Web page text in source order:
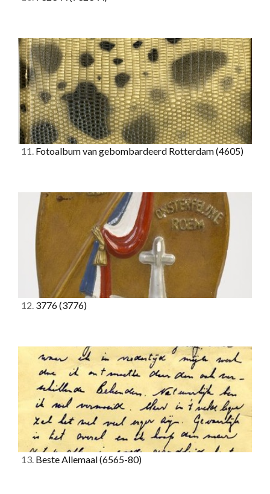
11. Fotoalbum van gebombardeerd Rotterdam(4605)
12. 3776(3776)
13. Beste Allemaal(6565-80)